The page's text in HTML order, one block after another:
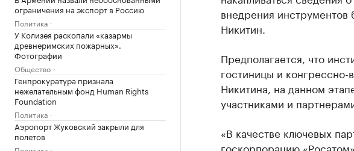
ограничения на экспорт в Россию
Политика
У Колизея раскопали «казармы
древнеримских пожарных».
Фотографии
Общество
Генпрокуратура признала
нежелательным фонд Human Rights
Foundation
Политика
Аэропорт Жуковский закрыли для
полетов
внедрения инструментов
Никитин.
Предполагается, что
гостиницы и конгрессно-
Никитина, на данном
участниками и
«В качестве ключевых
госкорпорацию